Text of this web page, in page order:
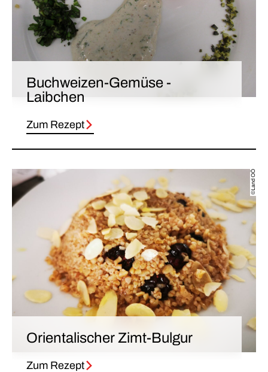
Buchweizen-Gemüse -
Laibchen
Zum Rezept
©Land OÖ
Orientalischer Zimt-Bulgur
Zum Rezept